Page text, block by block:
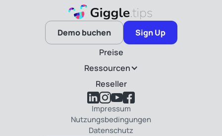
Preise
Ressourcen
Reseller
Demo buchen Sign Up
Impressum
Nutzungsbedingungen
Datenschutz